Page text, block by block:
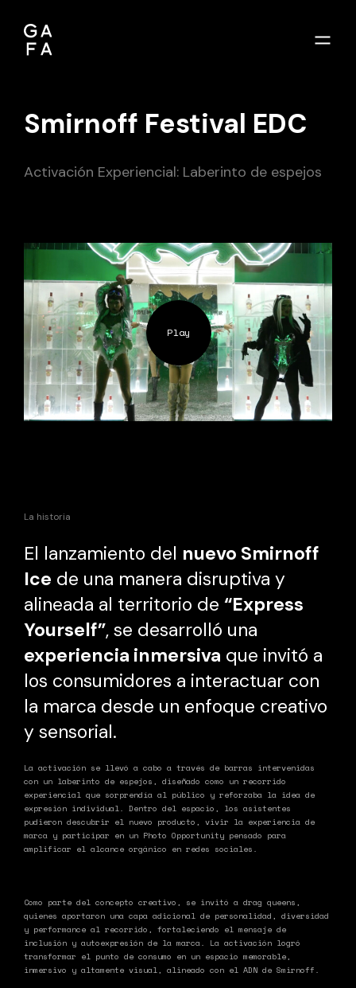
Smirnoff Festival EDC
Activación Experiencial: Laberinto de espejos
Play
La historia
El lanzamiento del nuevo Smirnoff
Ice de una manera disruptiva y
alineada al territorio de “Express
Yourself”, se desarrolló una
experiencia inmersiva que invitó a
los consumidores a interactuar con
la marca desde un enfoque creativo
y sensorial.
La activación se llevó a cabo a través de barras intervenidas
con un laberinto de espejos , diseñado como un recorrido
experiencial que sorprendía al público y reforzaba la idea de
expresión individual. Dentro del espacio, los asistentes
pudieron descubrir el nuevo producto , vivir la experiencia de
marca y participar en un Photo Opportunity pensado para
amplificar el alcance orgánico en redes sociales.
Como parte del concepto creativo, se invitó a drag queens ,
quienes aportaron una capa adicional de personalidad, diversidad
y performance al recorrido, fortaleciendo el mensaje de
inclusión y autoexpresión de la marca. La activación logró
transformar el punto de consumo en un espacio memorable,
inmersivo y altamente visual, alineado con el ADN de Smirnoff.